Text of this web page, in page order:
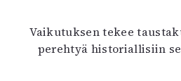
Vaikutuksen tekee
perehtyä historiallisiin